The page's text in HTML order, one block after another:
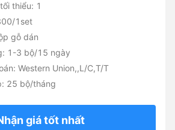
thiểu: 1
1set
gỗ dán
1-3 bộ/15 ngày
Western Union,,L/C,T/T
25 bộ/tháng
giá tốt nhất